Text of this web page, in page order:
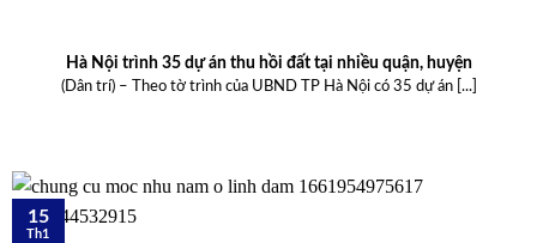
Hà Nội trình 35 dự án thu hồi đất tại nhiều quận, huyện
(Dân trí) – Theo tờ trình của UBND TP Hà Nội có 35 dự án [...]
15
Th1